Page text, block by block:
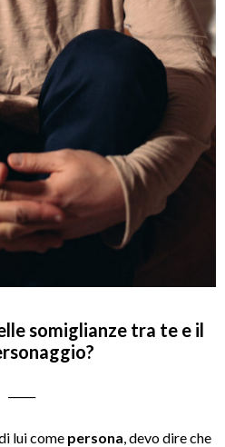
somiglianze tra te e il
lui come persona , devo dire che